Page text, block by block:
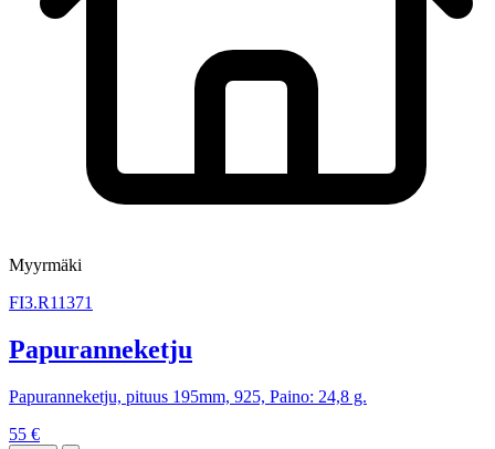
Myyrmäki
FI3.R11371
Papuranneketju
Papuranneketju, pituus 195mm, 925, Paino: 24,8 g.
55 €